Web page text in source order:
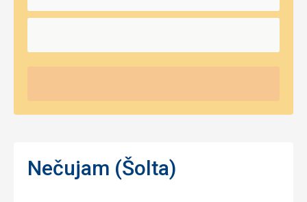
Nečujam (Šolta)